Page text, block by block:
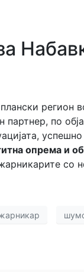
партнер, по
опрема и